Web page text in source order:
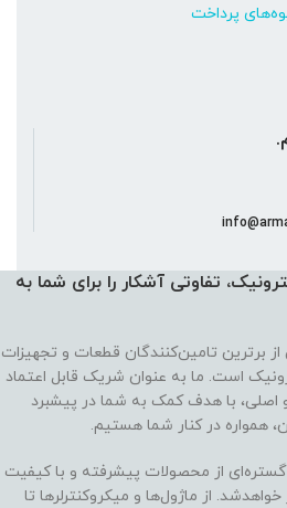
پرداخت
تفاوتی آشکار را برای شما به
از برترین تامین‌کنندگان قطعات و تجهیزات
است. ما به عنوان شریک قابل اعتماد
اصلی، با هدف کمک به شما در پیشبرد
همواره در کنار شما هستیم.
از محصولات پیشرفته و با کیفیت
از ماژول‌ها و میکروکنترلرها تا